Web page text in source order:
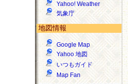
Yahoo! Weather
気象庁
地図情報
Google Map
Yahoo 地図
いつもガイド
Map Fan